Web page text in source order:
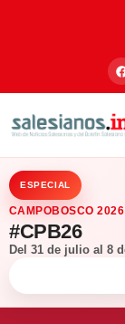
ESPECIAL
CAMPOBOSCO 2026
#CPB26
Del 31 de julio al 8